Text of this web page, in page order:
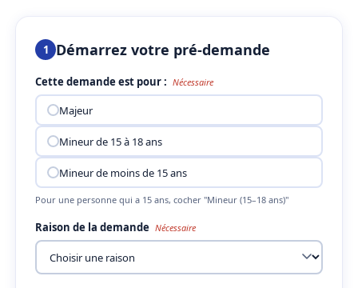
1 Démarrez votre pré-demande
Cette demande est pour : Nécessaire
Majeur
Mineur de 15 à 18 ans
Mineur de moins de 15 ans
Pour une personne qui a 15 ans, cocher "Mineur (15–18 ans)"
Raison de la demande Nécessaire